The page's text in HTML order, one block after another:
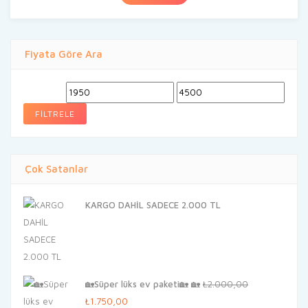
Fiyata Göre Ara
En
düşük
fiyat
En
yüksek
FILTRELE
Çok Satanlar
KARGO DAHİL SADECE 2.000 TL
🏡Süper lüks ev paketi🏡 🏡 ₺2.000,00
Orijinal
₺1.750,00